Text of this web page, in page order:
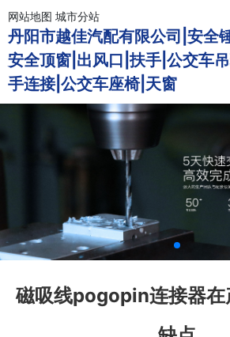
网站地图 城市分站
丹阳市越佳汽配有限公司|安全
安全顶窗|出风口|扶手|公交车
手连接|公交车座椅|天窗
磁吸线pogopin连接器在